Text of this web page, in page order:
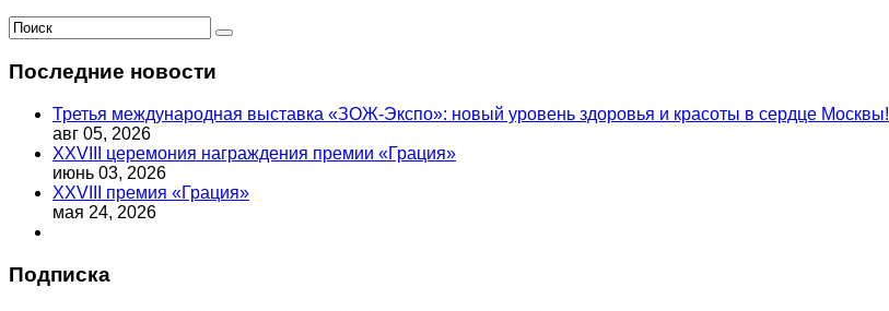
Последние новости
Третья международная выставка «ЗОЖ-Экспо»: новый уровень здоровья и красоты в сердце Москвы!
авг 05, 2026
XXVIII церемония награждения премии «Грация»
июнь 03, 2026
XXVIII премия «Грация»
мая 24, 2026
Подписка